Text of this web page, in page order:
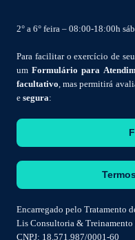
2° a 6° feira – 08:00-18:00h
Para facilitar o exercício de
um Formulário para
facultativo , mas permitirá
e segura:
Encarregado pelo Tratamento
Lis Consultoria & Treinamento
CNPJ: 18.571.987/0001-60